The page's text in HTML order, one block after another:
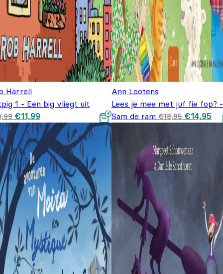
Harrell
1 - Een big vliegt uit
Oorspronkelijke prijs
was: €18,99.
€11,99Huidige prijs is:
€11,99.
Ann Lootens
Lees je mee met juf fie fop? -
Sam de ram €18,95 prijs was:
€14,95